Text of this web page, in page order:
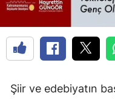
Şiir ve edebiyatın